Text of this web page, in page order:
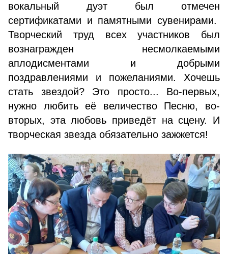
вокальный дуэт был отмечен
сертификатами и памятными сувенирами.
Творческий труд всех участников был
вознагражден несмолкаемыми
аплодисментами и добрыми
поздравлениями и пожеланиями. Хочешь
стать звездой? Это просто... Во-первых,
нужно любить её величество Песню, во-
вторых, эта любовь приведёт на сцену. И
творческая звезда обязательно зажжется!